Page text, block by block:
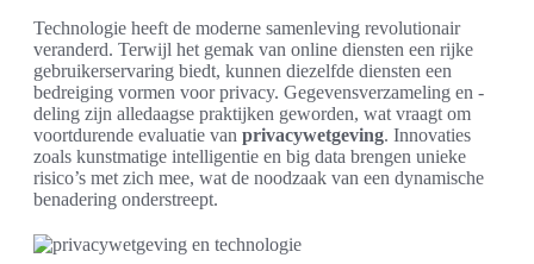
Technologie heeft de moderne samenleving revolutionair
veranderd. Terwijl het gemak van online diensten een rijke
gebruikerservaring biedt, kunnen diezelfde diensten een
bedreiging vormen voor privacy. Gegevensverzameling en -
deling zijn alledaagse praktijken geworden, wat vraagt om
voortdurende evaluatie van privacywetgeving. Innovaties
zoals kunstmatige intelligentie en big data brengen unieke
risico’s met zich mee, wat de noodzaak van een dynamische
benadering onderstreept.